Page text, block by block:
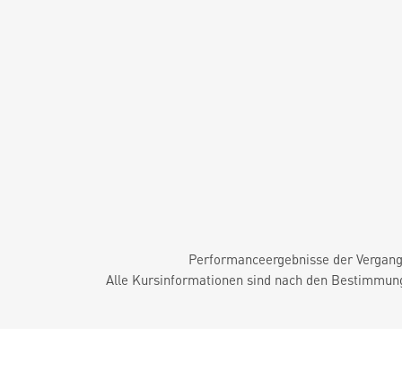
Performanceergebnisse der
Alle Kursinformationen sind nach den